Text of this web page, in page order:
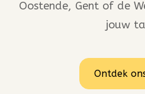
Oostende, Gent of de
jouw
Ontdek